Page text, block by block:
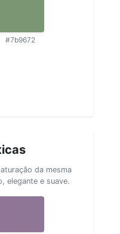
#7b9672
da mesma
elegante e suave.